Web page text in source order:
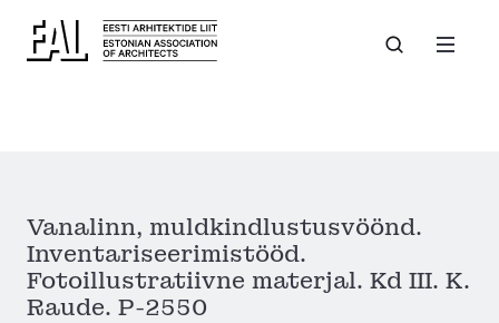
Vanalinn, muldkindlustusvöönd.
Inventariseerimistööd.
Fotoillustratiivne materjal. Kd III. K.
Raude. P-2550